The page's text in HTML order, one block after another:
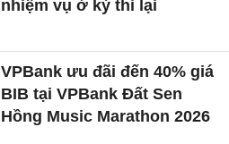
nhiệm vụ ở kỳ thi lại
VPBank ưu đãi đến 40% giá
BIB tại VPBank Đất Sen
Hồng Music Marathon 2026